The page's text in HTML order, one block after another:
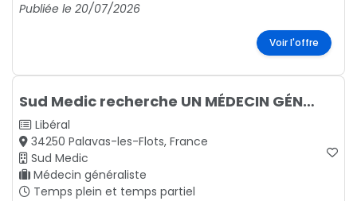
Publiée le 20/07/2026
Voir l'offre
Sud Medic recherche UN MÉDECIN GÉNÉRALISTE à Palavas-les-Flots
Libéral
34250 Palavas-les-Flots, France
Sud Medic
Médecin généraliste
Temps plein et temps partiel